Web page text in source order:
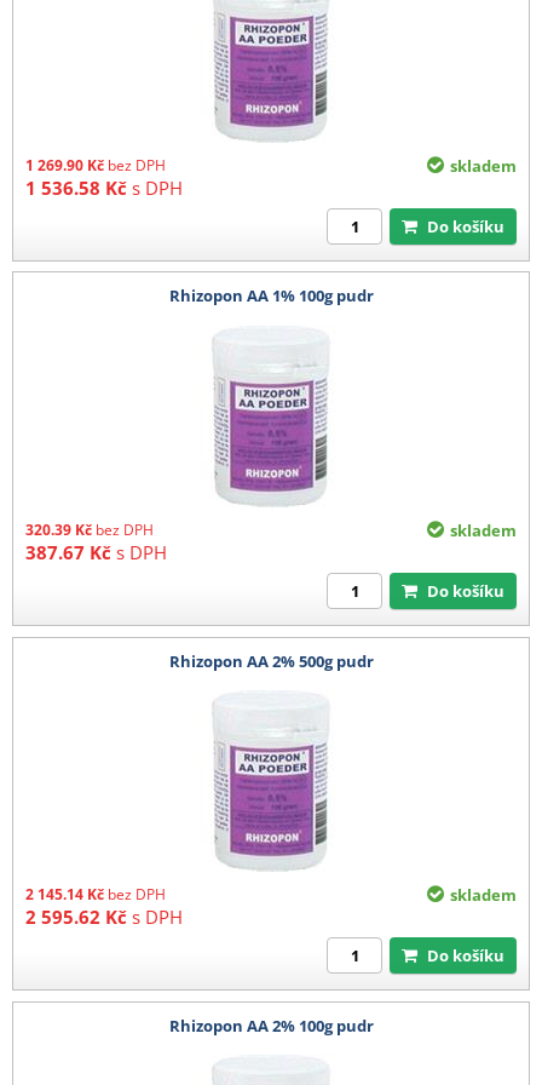
1 269.90 Kč bez DPH
1 536.58 Kč s DPH
skladem
Do košíku
Rhizopon AA 1% 100g pudr
320.39 Kč bez DPH
387.67 Kč s DPH
skladem
Do košíku
Rhizopon AA 2% 500g pudr
2 145.14 Kč bez DPH
2 595.62 Kč s DPH
skladem
Do košíku
Rhizopon AA 2% 100g pudr